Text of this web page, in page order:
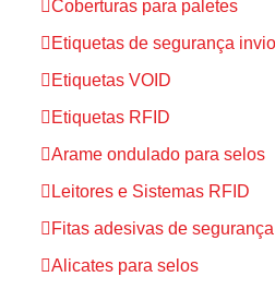
Coberturas para paletes
Etiquetas de segurança
Etiquetas VOID
Etiquetas RFID
Arame ondulado para selos
Leitores e Sistemas RFID
Fitas adesivas de segurança
Alicates para selos